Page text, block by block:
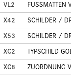
VL2
FUSSMATTEN
X42
SCHILDER /
X53
SCHILDER /
XC2
TYPSCHILD
XC8
ZUORDNUNG